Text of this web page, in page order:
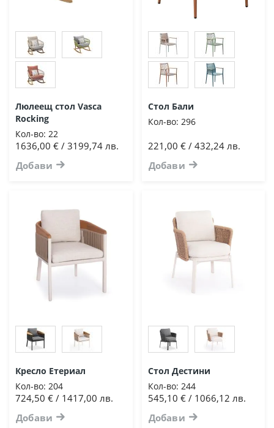
Люлеещ стол Vasca
Rocking
Кол-во: 22
1636,00 € / 3199,74 лв.
Добави
Стол Бали
Кол-во: 296
221,00 € / 432,24 лв.
Добави
Кресло Етериал
Кол-во: 204
724,50 € / 1417,00 лв.
Добави
Стол Дестини
Кол-во: 244
545,10 € / 1066,12 лв.
Добави